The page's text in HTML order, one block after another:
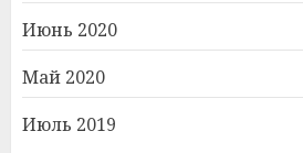
Июнь 2020
Май 2020
Июль 2019